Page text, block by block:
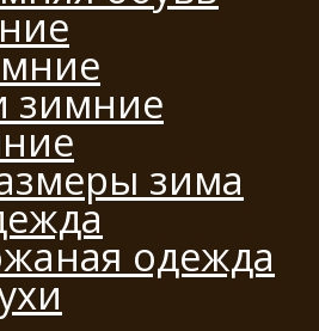
зимние
зима
одежда